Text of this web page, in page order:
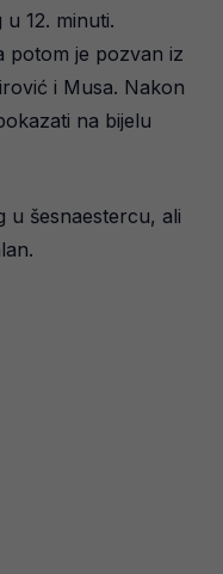
12. minuti.
potom je pozvan iz
i Musa. Nakon
na bijelu
u šesnaestercu, ali